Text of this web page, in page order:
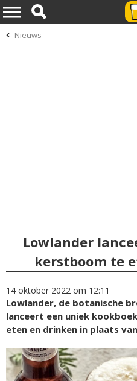
Nieuws
Lowlander
kerstboom te
14 oktober 2022 om 12:11
Lowlander, de botanische
lanceert een uniek
eten en drinken in plaats